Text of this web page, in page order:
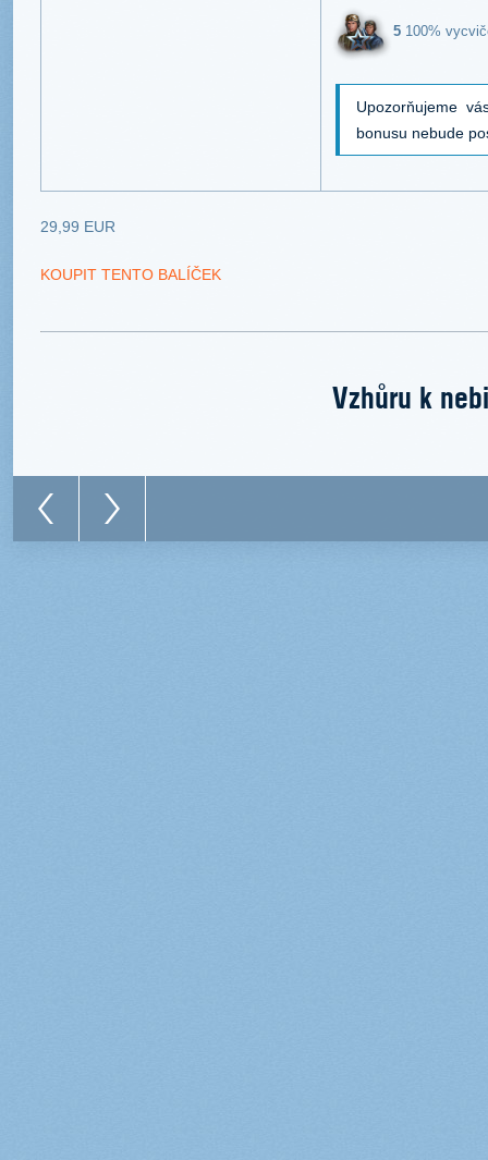
5 100%
Upozorňujeme
bonusu nebude
29,99 EUR
KOUPIT TENTO BALÍČEK
Vzhůru k